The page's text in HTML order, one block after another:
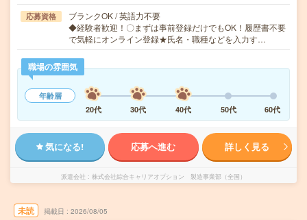
応募資格
ブランクOK / 英語力不要
◆経験者歓迎！〇まずは事前登録だけでもOK！履歴書不要
で気軽にオンライン登録★氏名・職種などを入力す…
職場の雰囲気
年齢層
20代
30代 40代 50代 60代
気になる! 応募へ進む 詳しく見る
派遣会社 株式会社綜合キャリアオプション 製造事業部（全国）
未読 掲載日 2026/08/05